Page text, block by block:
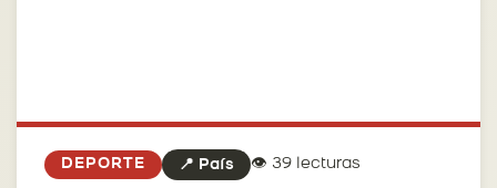
DEPORTE 📍 País 👁️ 39 lecturas